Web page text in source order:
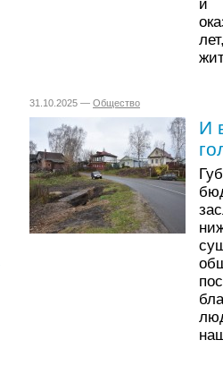
и
31.10.2025 — Общество
И